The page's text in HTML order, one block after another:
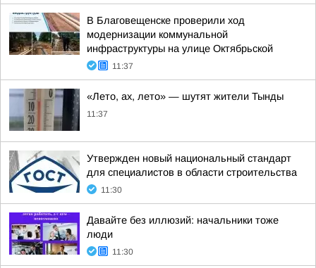
В Благовещенске проверили ход
модернизации коммунальной
инфраструктуры на улице Октябрьской
11:37
«Лето, ах, лето» — шутят жители Тынды
11:37
Утвержден новый национальный стандарт
для специалистов в области строительства
11:30
Давайте без иллюзий: начальники тоже
люди
11:30